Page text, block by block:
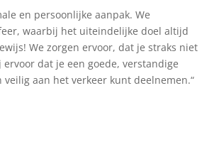
en persoonlijke aanpak. We
waarbij het uiteindelijke doel altijd
We zorgen ervoor, dat je straks niet
dat je een goede, verstandige
aan het verkeer kunt deelnemen.“